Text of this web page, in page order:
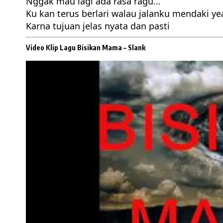
Ku kan terus berlari walau jalanku mendaki
Karna tujuan jelas nyata dan pasti
Video Klip Lagu Bisikan Mama – Slank